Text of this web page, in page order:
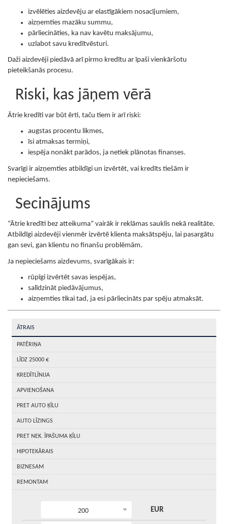
izvēlēties aizdevēju ar elastīgākiem nosacījumiem,
aizņemties mazāku summu,
pārliecināties, ka nav kavētu maksājumu,
uzlabot savu kredītvēsturi.
Daži aizdevēji piedāvā arī pirmo kredītu ar īpaši vienkāršotu
pieteikšanās procesu.
Riski, kas jāņem vērā
Ātrie kredīti var būt ērti, taču tiem ir arī riski:
augstas procentu likmes,
īsi atmaksas termiņi,
iespēja nonākt parādos, ja netiek plānotas finanses.
Svarīgi ir aizņemties atbildīgi un izvērtēt, vai kredīts tiešām ir
nepieciešams.
Secinājums
“Ātrie kredīti bez atteikuma” vairāk ir reklāmas sauklis nekā realitāte.
Atbildīgi aizdevēji vienmēr izvērtē klienta maksātspēju, lai pasargātu
gan sevi, gan klientu no finanšu problēmām.
Ja nepieciešams aizdevums, svarīgākais ir:
rūpīgi izvērtēt savas iespējas,
salīdzināt piedāvājumus,
aizņemties tikai tad, ja esi pārliecināts par spēju atmaksāt.
ĀTRAIS
PATĒRIŅA
LĪDZ 25000 €
KREDĪTLĪNIJA
APVIENOŠANA
PRET AUTO ĶĪLU
AUTO LĪZINGS
PRET NEK. ĪPAŠUMA ĶĪLU
HIPOTEKĀRAIS
BIZNESAM
REMONTAM
200 EUR